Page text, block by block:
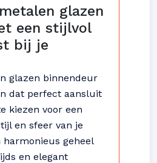
glazen
een stijlvol
bij je
glazen binnendeur
dat perfect aansluit
kiezen voor een
en sfeer van je
geheel
en elegant